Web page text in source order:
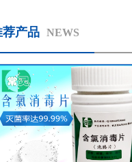
荐产品 NEWS